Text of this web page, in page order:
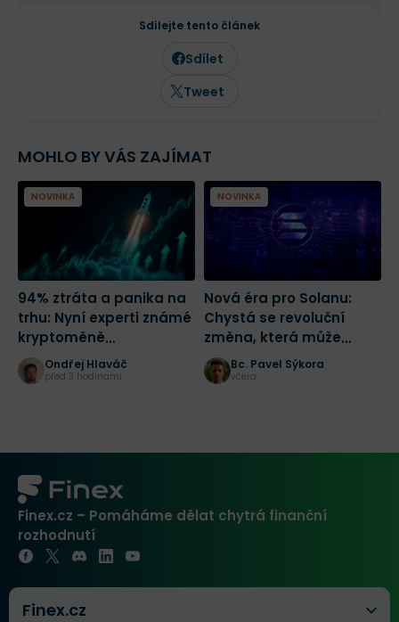
analýze tradičních i kryptoměnových
trhů. Ve Finexu působí jako šéfredaktor a
zaměřuje se na investování,
makroekonomii a aktuální dění na
finančních trzích.
Sdílejte tento článek
Sdílet
Tweet
MOHLO BY VÁS ZAJÍMAT
NOVINKA
94% ztráta a panika na
trhu: Nyní experti známé
kryptoměně
předpovídají růst o 1 700
%
Ondřej Hlaváč
před 3 hodinami
NOVINKA
Nová éra pro Solanu:
Chystá se revoluční
změna, která může
spustit masivní růst
Bc. Pavel Sýkora
včera
Finex.cz – Pomáháme dělat chytrá finanční
rozhodnutí
Finex.cz